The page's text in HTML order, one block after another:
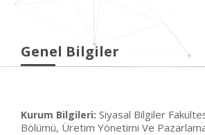
Genel Bilgiler
Kurum Bilgileri: Siyasal Bilgiler
Bölümü, Üretim Yönetimi Ve